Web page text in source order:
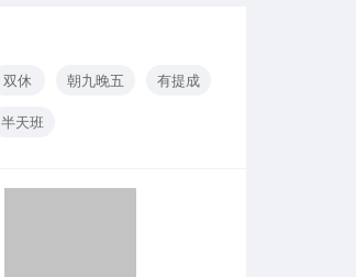
双休 朝九晚五
有提成
半天班